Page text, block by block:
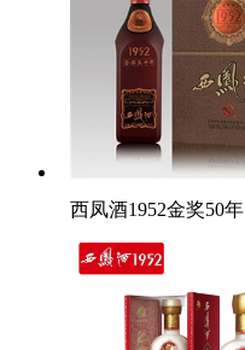
西凤酒1952金奖50年